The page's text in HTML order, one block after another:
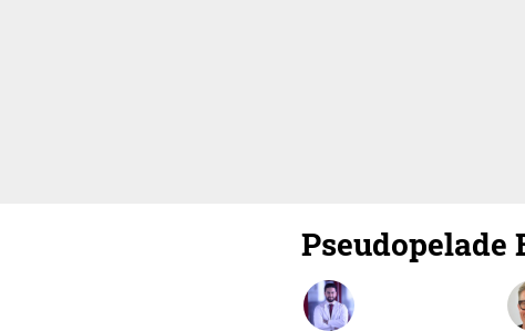
Pseudopelade